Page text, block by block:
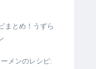
まとめ！うずら
メンのレシピ: